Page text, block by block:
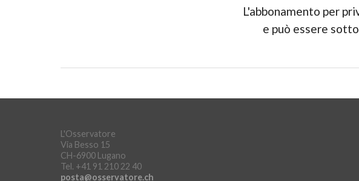
L'abbonamento per
e può essere
L'Osservatore
Via Besso 15
CH-6900 Lugano
Tel. +41 91 210 22 40
posta@osservatore.ch